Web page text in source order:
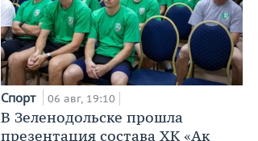
Спорт 06 авг, 19:10
В Зеленодольске прошла
презентация состава ХК «Ак